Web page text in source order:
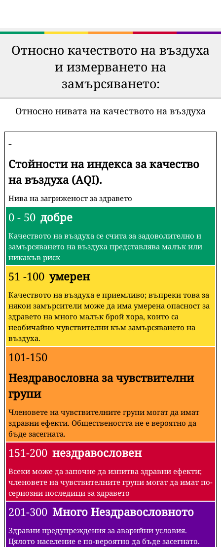
Относно качеството на въздуха
и измерването на
замърсяването:
Относно нивата на качеството на въздуха
-
Стойности на индекса за качество
на въздуха (AQI).
Нива на загриженост за здравето
0 - 50 добре
Качеството на въздуха се счита за задоволително и
замърсяването на въздуха представлява малък или
никакъв риск
51 -100 умерен
Качеството на въздуха е приемливо; въпреки това за
някои замърсители може да има умерена опасност за
здравето на много малък брой хора, които са
необичайно чувствителни към замърсяването на
въздуха.
101-150
Нездравословна за чувствителни
групи
Членовете на чувствителните групи могат да имат
здравни ефекти. Обществеността не е вероятно да
бъде засегната.
151-200 нездравословен
Всеки може да започне да изпитва здравни ефекти;
членовете на чувствителните групи могат да имат по-
сериозни последици за здравето
201-300 Много Нездравословното
Здравни предупреждения за аварийни условия.
Цялото население е по-вероятно да бъде засегнато.